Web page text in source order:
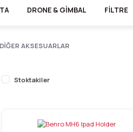
DRONE & GİMBAL FİLTRE
DİĞER AKSESUARLAR
Stoktakiler